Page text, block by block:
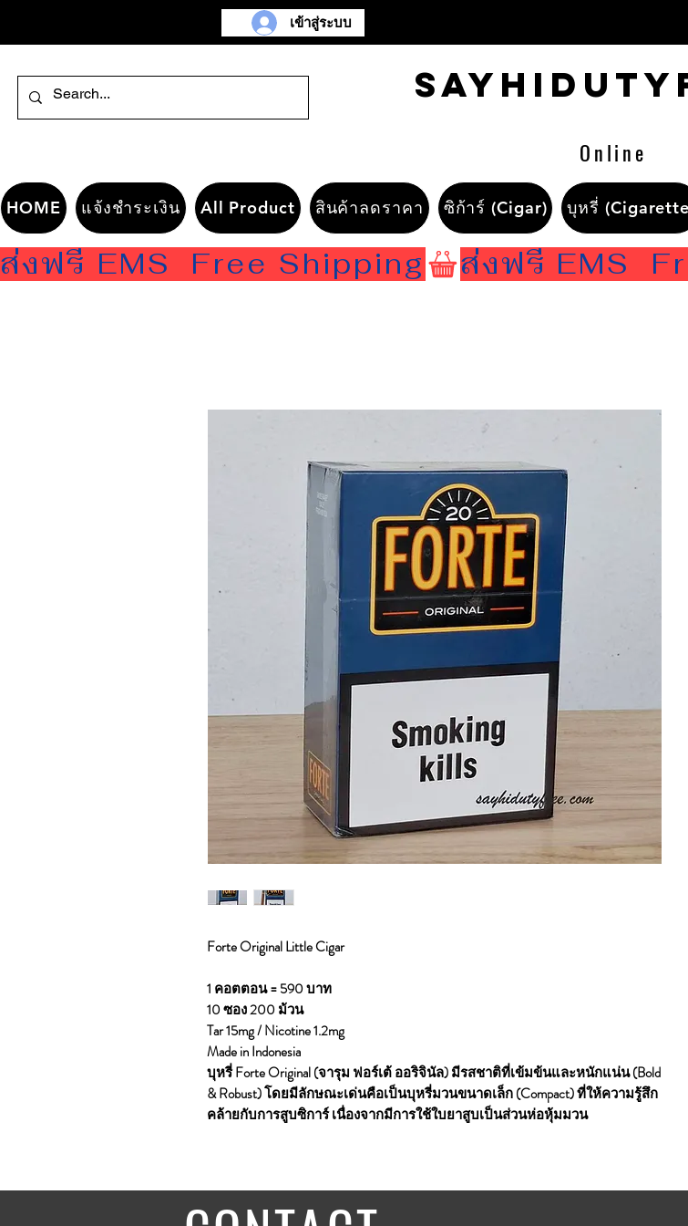
เข้าสู่ระบบ
Online
HOME แจ้งชำระเงิน All Product สินค้าลดราคา ซิก้าร์ (Cigar) บุหรี่
ส่งฟรี EMS  Free Shipping
Forte Original Little Cigar
1 คอตตอน = 590 บาท
10 ซอง 200 ม้วน
Tar 15mg / Nicotine 1.2mg
Made in Indonesia
บุหรี่ Forte Original (จารุม ฟอร์เต้ ออริจินัล) มีรสชาติที่เข้มข้นและหนักแน่น (Bold
& Robust) โดยมีลักษณะเด่นคือเป็นบุหรี่มวนขนาดเล็ก (Compact) ที่ให้ความรู้สึก
คล้ายกับการสูบซิการ์ เนื่องจากมีการใช้ใบยาสูบเป็นส่วนห่อหุ้มมวน